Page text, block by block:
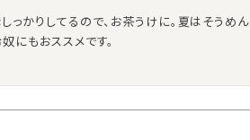
っかりしてるので、お茶うけに。夏はそうめん
にもおススメです。